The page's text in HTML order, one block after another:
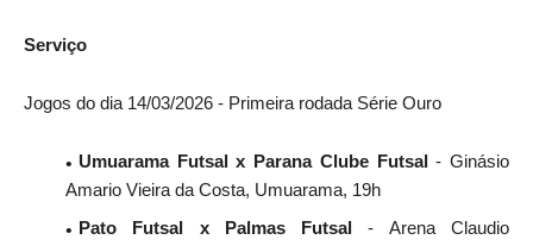
Serviço
Jogos do dia 14/03/2026 - Primeira rodada Série Ouro
Umuarama Futsal x Parana Clube Futsal - Ginásio
Amario Vieira da Costa, Umuarama, 19h
Pato Futsal x Palmas Futsal
- Arena Claudio